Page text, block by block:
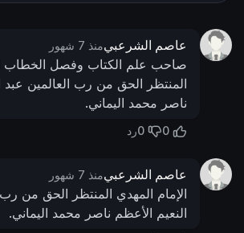
عاصم الشرعبيمنذ 7 شهور
صاحب علم الكتاب وفصل الخطاب
المنتظر الحق من رب العالمين عبد
ناصر محمد اليماني.
0
0رد
عاصم الشرعبيمنذ 7 شهور
الإمام المهدي المنتظر الحق من رب
النعيم الأعظم ناصر محمد اليماني.